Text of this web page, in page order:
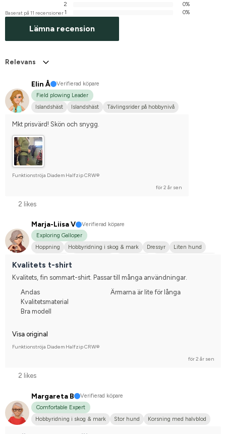
Baserat på 11 recensioner
2
0%
1
0%
Lämna recension
Relevans
Elin Å
Verifierad köpare
Field plowing Leader
Islandshäst
Islandshäst Tävlingsrider på hobbynivå
Mkt prisvärd! Skön och snygg.
Funktionströja Diadem Halfzip CRW®
för 2 år sen
2 likes
Marja-Liisa V
Verifierad köpare
Exploring Galloper
Hoppning
Hobbyridning i skog & mark Dressyr
Liten hund
Kvalitets t-shirt
Kvalitets, fin sommart-shirt. Passar till många användningar.
Andas
Kvalitetsmaterial
Bra modell
Ärmarna är lite för långa
Visa original
Funktionströja Diadem Halfzip CRW®
för 2 år sen
2 likes
Margareta B
Verifierad köpare
Comfortable Expert
Hobbyridning i skog & mark
Stor hund
Korsning med halvblod